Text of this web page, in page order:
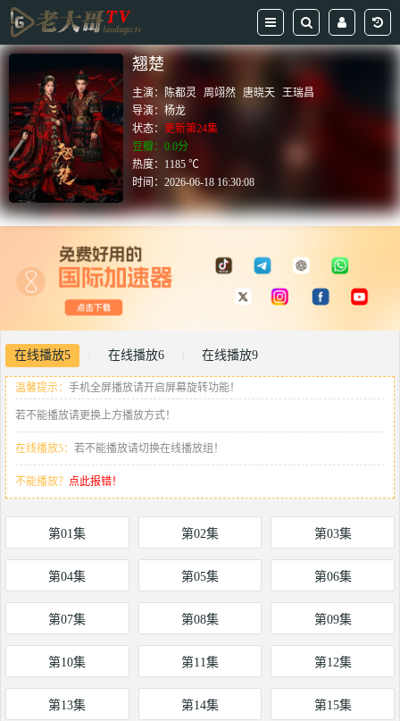
翘楚
主演： 陈都灵 周翊然 唐晓天 王瑞昌
导演：杨龙
状态： 更新第24集
豆瓣：0.0分
热度：1185 ℃
时间：2026-06-18 16:30:08
在线播放5 在线播放6 在线播放9
温馨提示： 手机全屏播放请开启屏幕旋转功能！
若不能播放请更换上方播放方式！
在线播放5： 若不能播放请切换在线播放组！
不能播放？ 点此报错！
第01集 第02集 第03集
第04集 第05集 第06集
第07集 第08集 第09集
第10集 第11集 第12集
第13集 第14集 第15集